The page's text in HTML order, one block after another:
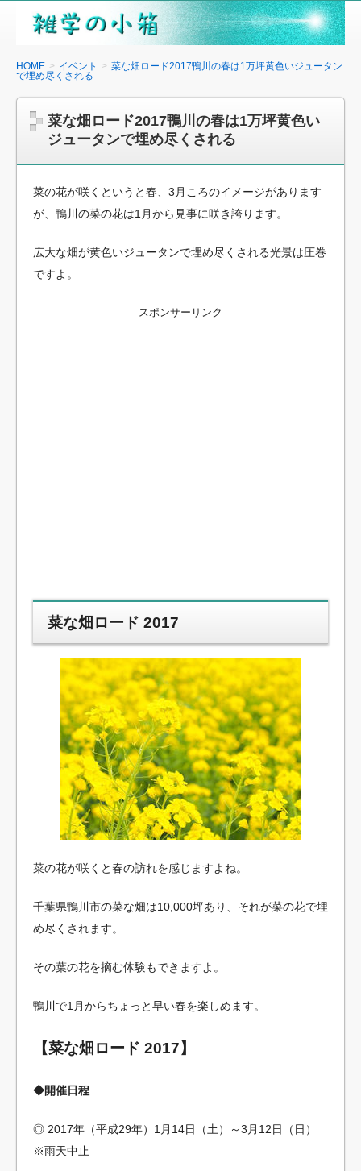
雑
の
箱
HOME イベント
菜な畑ロード2017鴨川の春は1万坪黄色いジュータン
で埋め尽くされる
菜な畑ロード2017鴨川の春は1万坪黄色い
ジュータンで埋め尽くされる
菜の花が咲くというと春、3月ころのイメージがあります
が、鴨川の菜の花は1月から見事に咲き誇ります。
広大な畑が黄色いジュータンで埋め尽くされる光景は圧巻
ですよ。
スポンサーリンク
菜な畑ロード 2017
菜の花が咲くと春の訪れを感じますよね。
千葉県鴨川市の菜な畑は10,000坪あり、それが菜の花で埋
め尽くされます。
その葉の花を摘む体験もできますよ。
鴨川で1月からちょっと早い春を楽しめます。
【菜な畑ロード 2017】
◆開催日程
◎ 2017年（平成29年）1月14日（土）～3月12日（日）
※雨天中止